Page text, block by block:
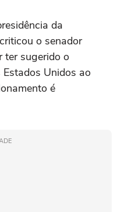
da
o senador
ter sugerido o
Unidos ao
é